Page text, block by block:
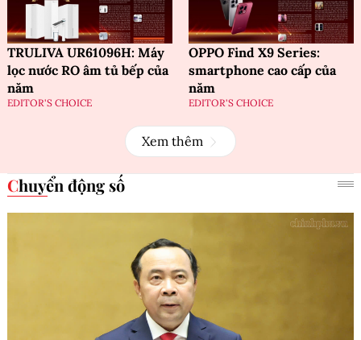
TRULIVA UR61096H: Máy
lọc nước RO âm tủ bếp của
năm
EDITOR'S CHOICE
OPPO Find X9 Series:
smartphone cao cấp của
năm
EDITOR'S CHOICE
Xem thêm
Chuyển động số